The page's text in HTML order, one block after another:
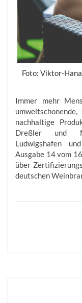
Foto: Viktor-
Immer mehr
nachhaltige
Dreßler und
Ludwigshafen
Ausgabe 14 vom
über
deutschen